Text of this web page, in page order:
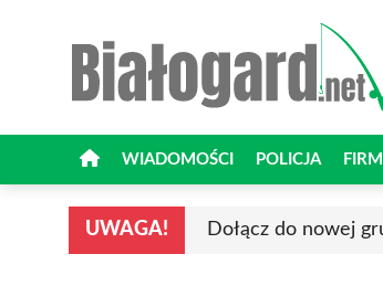
WIADOMOŚCI POLICJA
UWAGA! Dołącz do nowej